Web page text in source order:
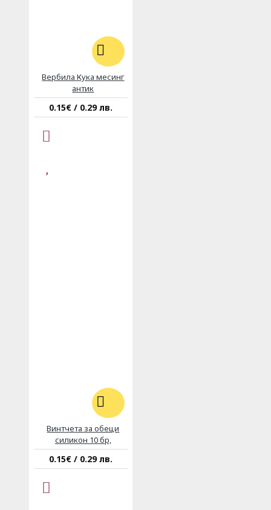
Вербила Кука месинг
антик
0.15€ / 0.29 лв.
Винтчета за обеци
силикон 10 бр,
0.15€ / 0.29 лв.